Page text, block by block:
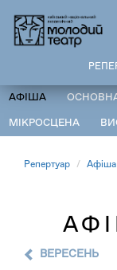
основного
АФІША
МІКРОСЦЕНА
Репертуар Афіша
ВЕРЕСЕНЬ